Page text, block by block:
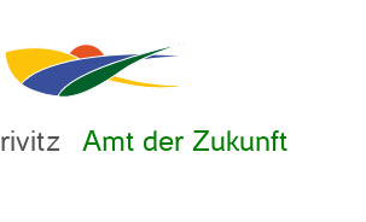
Amt der Zukunft